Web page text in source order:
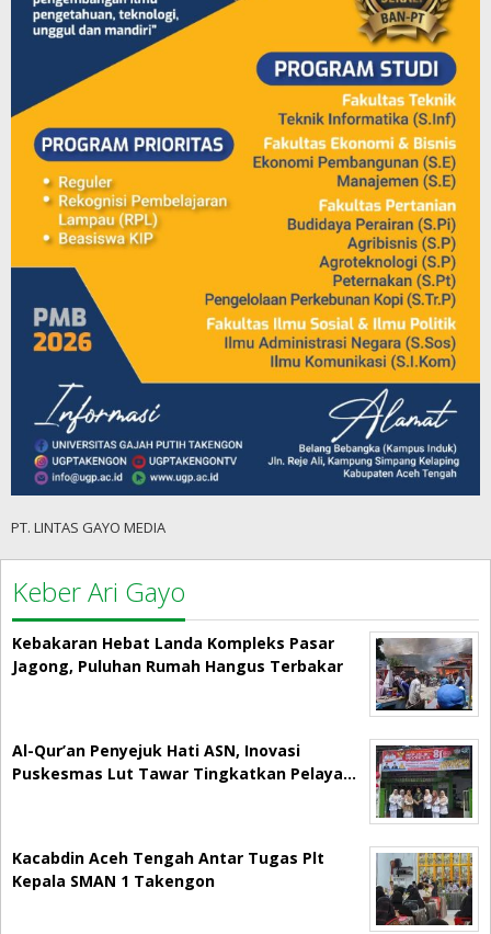
PT. LINTAS GAYO MEDIA
Keber Ari Gayo
Kebakaran Hebat Landa Kompleks Pasar
Jagong, Puluhan Rumah Hangus Terbakar
Al-Qur’an Penyejuk Hati ASN, Inovasi
Puskesmas Lut Tawar Tingkatkan Pelaya…
Kacabdin Aceh Tengah Antar Tugas Plt
Kepala SMAN 1 Takengon